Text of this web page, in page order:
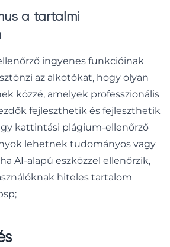
a tartalmi
ingyenes funkcióinak
az alkotókat, hogy olyan
közzé, amelyek professzionális
fejleszthetik és fejleszthetik
kattintási plágium-ellenőrző
lehetnek tudományos vagy
AI-alapú eszközzel ellenőrzik,
hiteles tartalom